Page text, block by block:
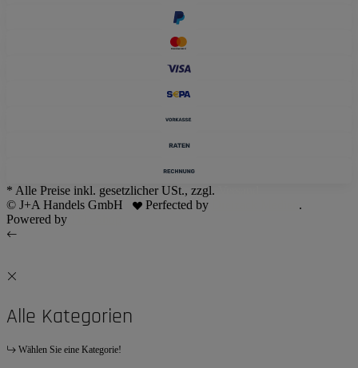
* Alle Preise inkl. gesetzlicher USt., zzgl.
© J+A Handels GmbH
Perfected by
.
Powered by
Alle Kategorien
Wählen Sie eine Kategorie!